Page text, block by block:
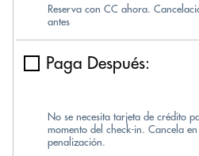
Reserva con CC ahora.
antes
Paga Después:
No se necesita tarjeta de crédito
momento del check-in. Cancela
penalización.